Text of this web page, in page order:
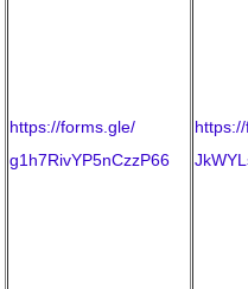
https://forms.gle/
g1h7RivYP5nCzzP66